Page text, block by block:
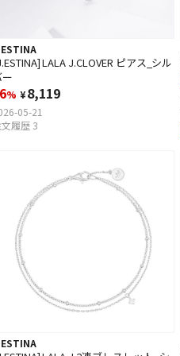
LALA J.CLOVER ピアス_シル
% ¥8,119
05-21
履歴 3